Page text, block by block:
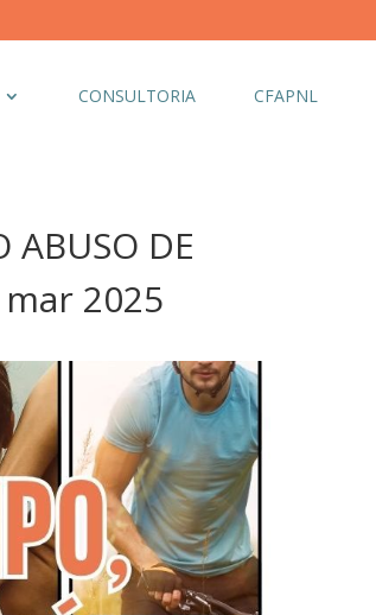
CONSULTORIA CFAPNL
ABUSO DE
mar 2025